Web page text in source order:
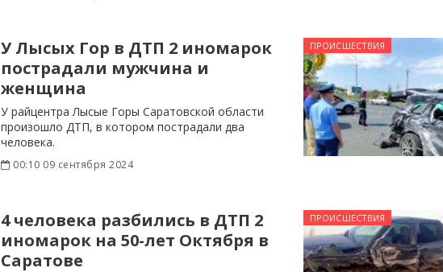
У Лысых Гор в ДТП 2 иномарок
пострадали мужчина и
женщина
У райцентра Лысые Горы Саратовской области
произошло ДТП, в котором пострадали два
человека.
00:10 09 сентября 2024
ПРОИСШЕСТВИЯ
4 человека разбились в ДТП 2
иномарок на 50-лет Октября в
Саратове
ПРОИСШЕСТВИЯ